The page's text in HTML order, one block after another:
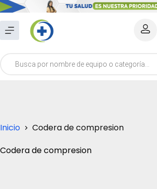
Saltar
al
contenido
Inicio
Codera de compresion
Codera de compresion